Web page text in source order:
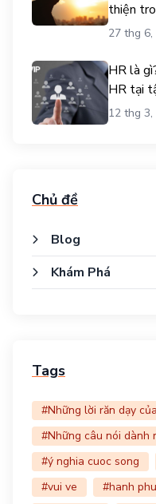
thiện
27 thg 6,
HR là
HR tại
12 thg
Chủ đề
Blog
Khám Phá
Tags
#Những lời răn dạy
#Những câu nói dành
#ý nghia cuoc song
#vui ve
#hanh